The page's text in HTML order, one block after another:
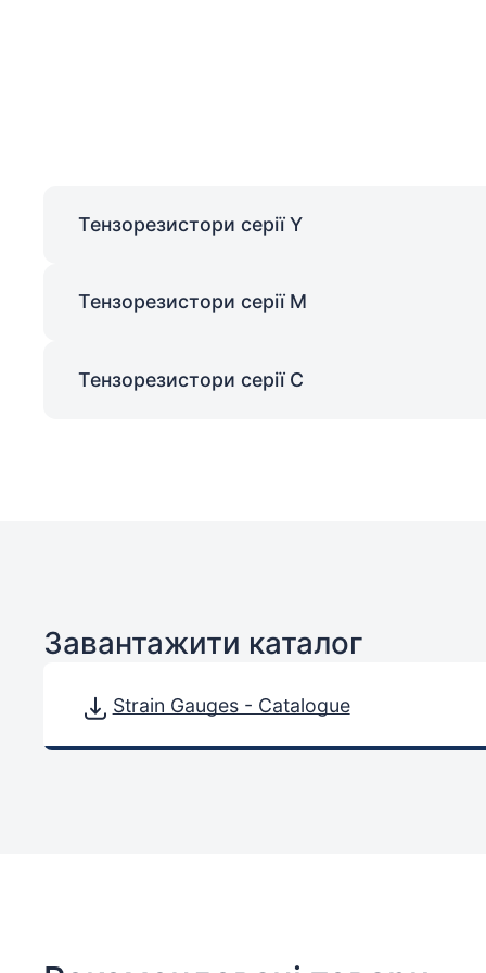
Тензорезистори серії Y
Тензорезистори серії M
Тензорезистори серії C
Завантажити каталог
Strain Gauges - Catalogue